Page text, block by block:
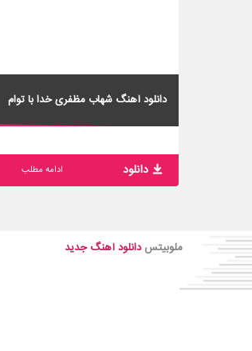
دانلود آهنگ شهاب مظفری خدا با توام
+ ۲۶۰۴۵۲ دانلود ادامه مطلب
ملوبیتسدانلود آهنگ جدید